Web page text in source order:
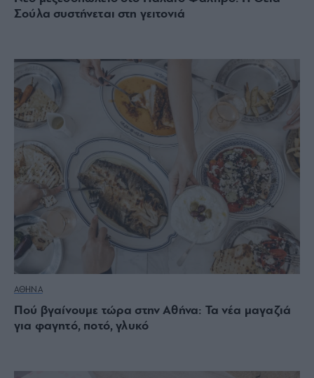
Σούλα συστήνεται στη γειτονιά
ΑΘΗΝΑ
Πού βγαίνουμε τώρα στην Αθήνα: Τα νέα μαγαζιά
για φαγητό, ποτό, γλυκό